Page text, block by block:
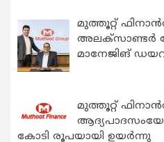
മുത്തൂറ്റ്
അലക്സാണ്ടർ
മാനേജിങ്
മുത്തൂറ്റ്
കോടി രൂപയായി ഉയർന്നു